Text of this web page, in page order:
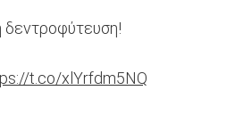
δεντροφύτευση!
t.co/xlYrfdm5NQ